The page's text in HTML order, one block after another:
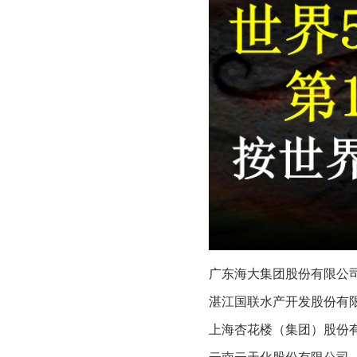
广东海大集团股份有限公
湛江国联水产开发股份有
上海杏花楼（集团）股